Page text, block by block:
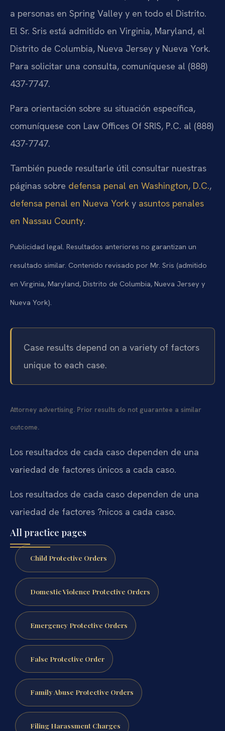
a personas en Spring Valley y en todo el Distrito.
El Sr. Sris está admitido en Virginia, Maryland, el
Distrito de Columbia, Nueva Jersey y Nueva York.
Para solicitar una consulta, comuníquese al (888)
437-7747.
Para orientación sobre su situación específica,
comuníquese con Law Offices Of SRIS, P.C. al (888)
437-7747.
También puede resultarle útil consultar nuestras
páginas sobre defensa penal en Washington, D.C.,
defensa penal en Nueva York y asuntos penales
en Nassau County.
Publicidad legal. Resultados anteriores no garantizan un
resultado similar. Contenido revisado por Mr. Sris (admitido
en Virginia, Maryland, Distrito de Columbia, Nueva Jersey y
Nueva York).
Case results depend on a variety of factors
unique to each case.
Attorney advertising. Prior results do not guarantee a similar
outcome.
Los resultados de cada caso dependen de una
variedad de factores únicos a cada caso.
Los resultados de cada caso dependen de una
variedad de factores ?nicos a cada caso.
All practice pages
Child Protective Orders
Domestic Violence Protective Orders
Emergency Protective Orders
False Protective Order
Family Abuse Protective Orders
Filing Harassment Charges